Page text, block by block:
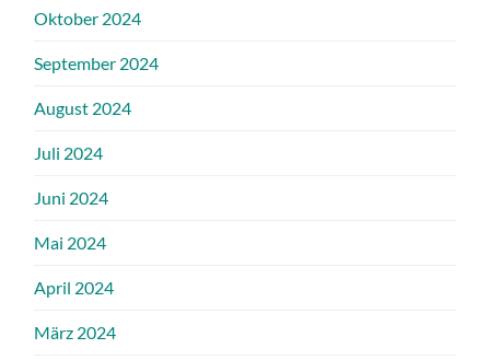
Oktober 2024
September 2024
August 2024
Juli 2024
Juni 2024
Mai 2024
April 2024
März 2024